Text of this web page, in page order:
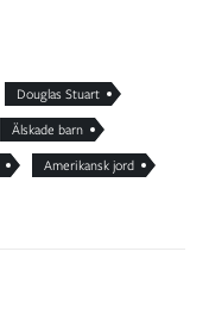
Douglas Stuart
Älskade barn
Amerikansk jord